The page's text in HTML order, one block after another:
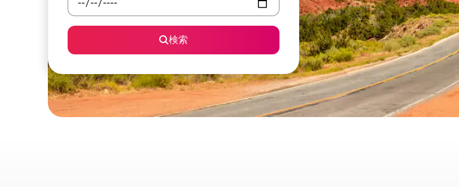
検索